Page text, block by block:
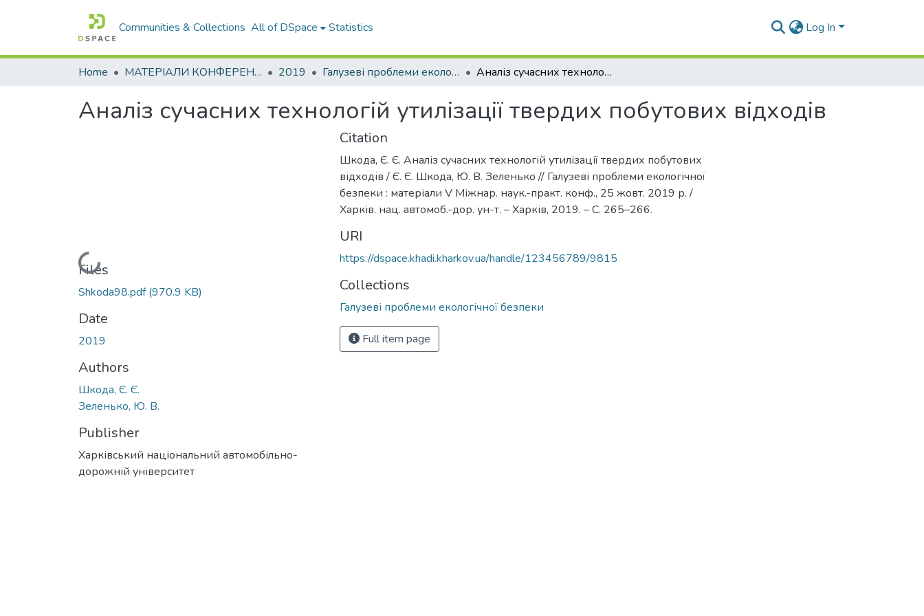
Communities & Collections All of DSpace Statistics Log In
Home МАТЕРІАЛИ КОНФЕРЕНЦІЙ 2019 Галузеві прoблеми екoлoгічнoї безпеки Аналіз сучасних технологій утилізації твердих побутових відходів
Аналіз сучасних технологій утилізації твердих побутових відходів
Loading...
Files
Shkoda98.pdf(970.9 KB)
Date
2019
Authors
Шкода, Є. Є.
Зеленько, Ю. В.
Publisher
Харківський національний автомобільно-
дорожній університет
Citation
Шкода, Є. Є. Аналіз сучасних технологій утилізації твердих побутових
відходів / Є. Є. Шкода, Ю. В. Зеленько // Галузеві проблеми екологічної
безпеки : матеріали V Міжнар. наук.-практ. конф., 25 жовт. 2019 р. /
Харків. нац. автомоб.-дор. ун-т. – Харків, 2019. – С. 265–266.
URI
https://dspace.khadi.kharkov.ua/handle/123456789/9815
Collections
Галузеві прoблеми екoлoгічнoї безпеки
Full item page